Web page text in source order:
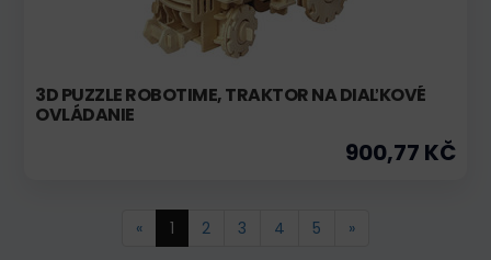
3D PUZZLE ROBOTIME, TRAKTOR NA DIAĽKOVÉ
OVLÁDANIE
900,77 KČ
« 1 2 3 4 5 »